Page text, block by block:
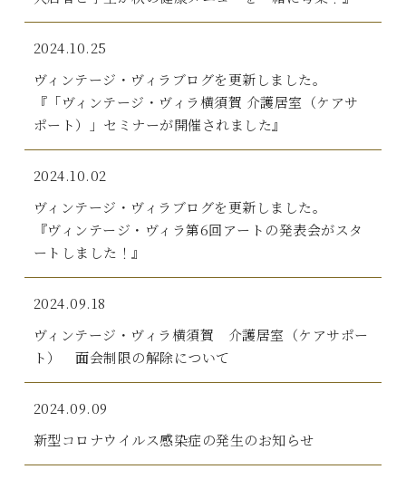
2024.10.25
ヴィンテージ・ヴィラブログを更新しました。
『「ヴィンテージ・ヴィラ横須賀 介護居室（ケアサ
ポート）」セミナーが開催されました』
2024.10.02
ヴィンテージ・ヴィラブログを更新しました。
『ヴィンテージ・ヴィラ第6回アートの発表会がスタ
ートしました！』
2024.09.18
ヴィンテージ・ヴィラ横須賀 介護居室（ケアサポー
ト） 面会制限の解除について
2024.09.09
新型コロナウイルス感染症の発生のお知らせ